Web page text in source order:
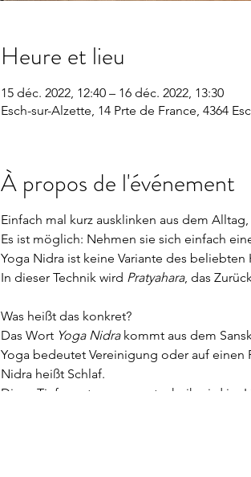
Heure et lieu
15 déc. 2022, 12:40 – 16 déc. 2022, 13:30
Esch-sur-Alzette, 14 Prte de France, 4364
À propos de l'événement
Einfach mal kurz ausklinken aus dem
Es ist möglich: Nehmen sie sich einfach
Yoga Nidra ist keine Variante des beliebten
In dieser Technik wird Pratyahara, das
Was heißt das konkret?
Das Wort Yoga Nidrakommt aus dem
Yoga bedeutet Vereinigung oder auf einen
Nidra heißt Schlaf.
Diese Tiefenentspannungstechnik wird im